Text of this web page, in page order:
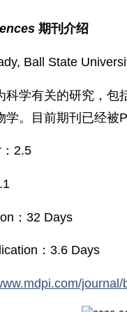
期刊介绍
Ball State
科学有关的研究，
学。目前期刊已经被
2.5
：32 Days
：3.6 Days
journal/